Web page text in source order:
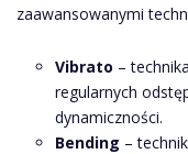
zaawansowanymi
Vibrato –
regularnych
dynamiczności.
Bending –